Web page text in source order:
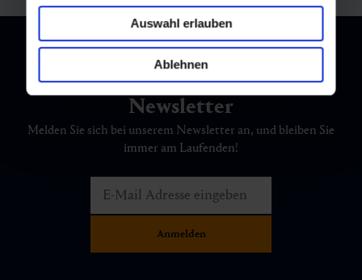
Auswahl erlauben
Ablehnen
Newsletter
Melden Sie sich bei unserem Newsletter an, und bleiben Sie
immer am Laufenden!